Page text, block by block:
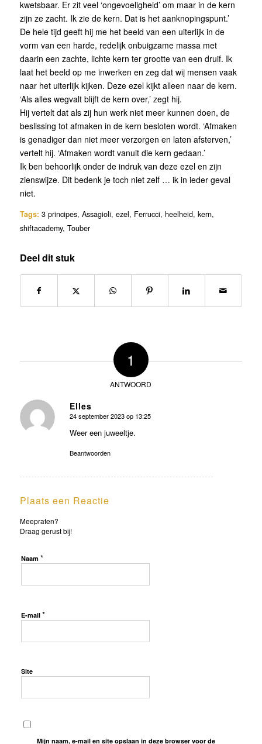
kwetsbaar. Er zit veel ‘ongevoeligheid’ om maar in de kern
zijn ze zacht. Ik zie de kern. Dat is het aanknopingspunt.’
De hele tijd geeft hij me het beeld van een uiterlijk in de
vorm van een harde, redelijk onbuigzame massa met
daarin een zachte, lichte kern ter grootte van een druif. Ik
laat het beeld op me inwerken en zeg dat wij mensen vaak
naar het uiterlijk kijken. Deze ezel kijkt alleen naar de kern.
‘Als alles wegvalt blijft de kern over,’ zegt hij.
Hij vertelt dat als zij hun werk niet meer kunnen doen, de
beslissing tot afmaken in de kern besloten wordt. ‘Afmaken
is genadiger dan niet meer verzorgen en laten afsterven,’
vertelt hij. ‘Afmaken wordt vanuit die kern gedaan.’
Ik ben behoorlijk onder de indruk van deze ezel en zijn
zienswijze. Dit bedenk je toch niet zelf … ik in ieder geval
niet.
Tags: 3 principes, Assagioli, ezel, Ferrucci, heelheid, kern,
shiftacademy, Touber
Deel dit stuk
1
ANTWOORD
Elles
zegt:
24 september 2023 op 13:25
Weer een juweeltje.
Beantwoorden
Plaats een Reactie
Meepraten?
Draag gerust bij!
Naam *
E-mail *
Site
Mijn naam, e-mail en site opslaan in deze browser voor de